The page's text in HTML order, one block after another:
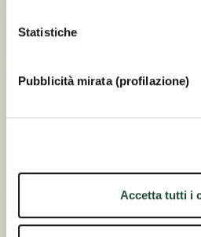
Statistiche
Pubblicità mirata (profilazione)
Accetta tutti i